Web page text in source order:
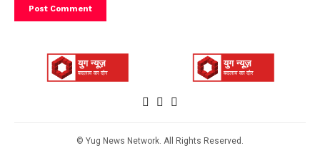
© Yug News Network. All Rights Reserved.